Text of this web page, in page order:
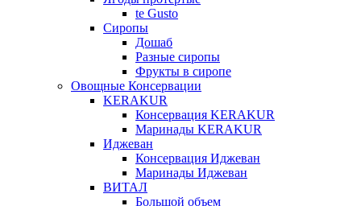
te Gusto
Сиропы
Дошаб
Разные сиропы
Фрукты в сиропе
Овощные Консервации
KERAKUR
Консервация KERAKUR
Маринады KERAKUR
Иджеван
Консервация Иджеван
Маринады Иджеван
ВИТАЛ
Большой объем